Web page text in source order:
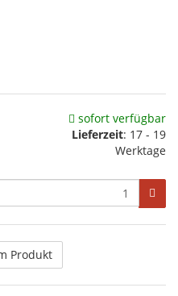
sofort verfügbar
Lieferzeit: 17 - 19
Werktage
Produkt